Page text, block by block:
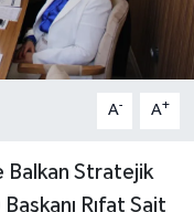
A- A+
Stratejik
Rıfat Sait